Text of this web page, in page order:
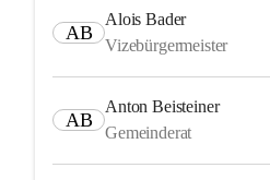
AB
Alois Bader
Vizebürgermeister
AB
Anton Beisteiner
Gemeinderat